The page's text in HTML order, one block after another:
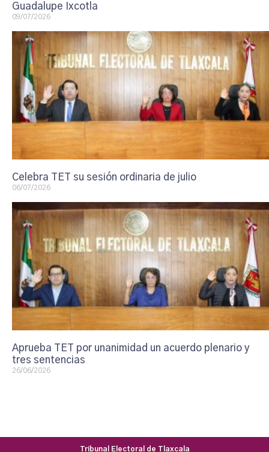
Guadalupe Ixcotla
09/07/2026
Celebra TET su sesión ordinaria de julio
06/07/2026
Aprueba TET por unanimidad un acuerdo plenario y
tres sentencias
26/06/2026
Tribunal Electoral de Tlaxcala